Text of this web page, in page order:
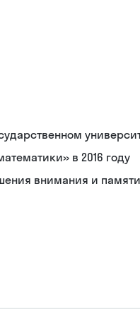
в 2016 году
внимания и памяти